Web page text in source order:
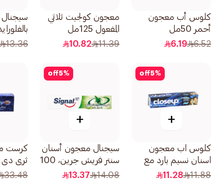
كلوس أب معجون
أحمر 50مل
6.52
6.19
معجون كولجيت ثلاثي
المفعول 125مل
11.39
10.82
العشبي
13.36
5%
off
+
كلوس اب معجون
اسنان نسيم بارد مع
غسول الفم بالزنك
11.88
11.28
5%
off
+
سيجنال معجون أسنان
سنتر فريش جرين، 100
مل
14.08
13.37
كرست
ثري
لحيوية
33.48